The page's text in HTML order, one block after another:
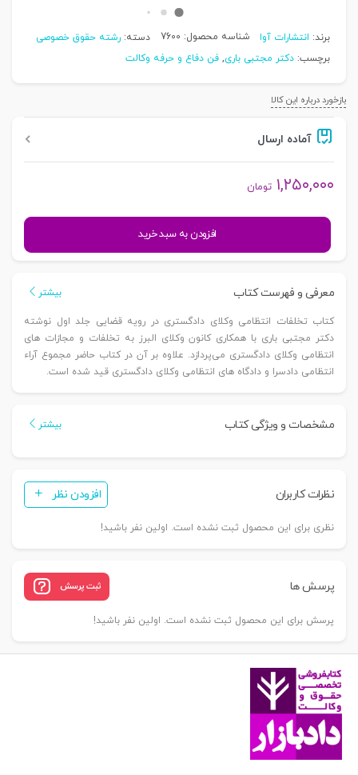
برند: انتشارات آوا شناسه محصول: 7600 دسته: رشته حقوق خصوصی
برچسب: دکتر مجتبی باری, فن دفاع و حرفه وکالت
بازخورد درباره این کالا
آماده ارسال
۱,۲۵۰,۰۰۰ تومان
تخلفات
انتظامی
دادگستری
رویه
قضایی
-
|
افزودن به سبد خرید
معرفی و فهرست کتاب بیشتر
کتاب تخلفات انتظامی وکلای دادگستری در رویه قضایی جلد اول نوشته
دکتر مجتبی باری با همکاری کانون وکلای البرز به تخلفات و مجازات های
انتظامی وکلای دادگستری می‌پردازد. علاوه بر آن در کتاب حاضر مجموع آراء
انتظامی دادسرا و دادگاه های انتظامی وکلای دادگستری قید شده است.
مشخصات و ویژگی کتاب بیشتر
نظرات کاربران افزودن نظر
نظری برای این محصول ثبت نشده است. اولین نفر باشید!
پرسش ها ثبت پرسش
پرسش برای این محصول ثبت نشده است. اولین نفر باشید!